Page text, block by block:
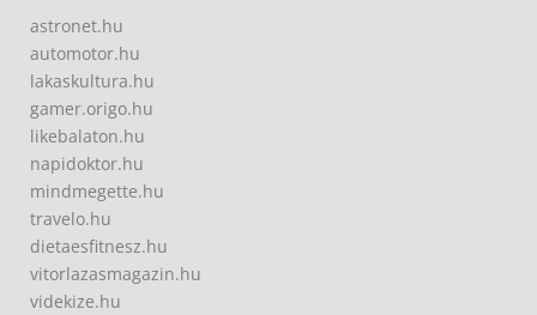
astronet.hu
automotor.hu
lakaskultura.hu
gamer.origo.hu
likebalaton.hu
napidoktor.hu
mindmegette.hu
travelo.hu
dietaesfitnesz.hu
vitorlazasmagazin.hu
videkize.hu